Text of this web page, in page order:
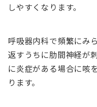
しやすくなります。
呼吸器内科で頻繁にみ
返すうちに肋間神経が
に炎症がある場合に咳
ります。